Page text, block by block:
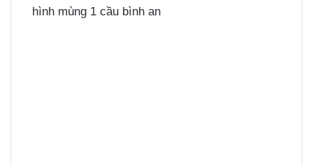
hình mùng 1 cầu bình an